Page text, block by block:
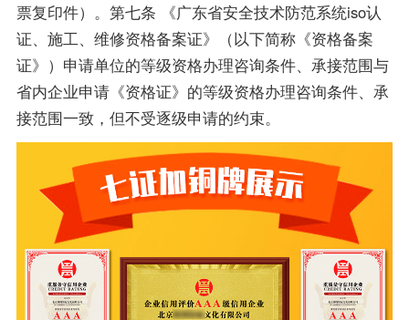
票复印件）。第七条 《广东省安全技术防范系统iso认
证、施工、维修资格备案证》（以下简称《资格备案
证》）申请单位的等级资格办理咨询条件、承接范围与
省内企业申请《资格证》的等级资格办理咨询条件、承
接范围一致，但不受逐级申请的约束。